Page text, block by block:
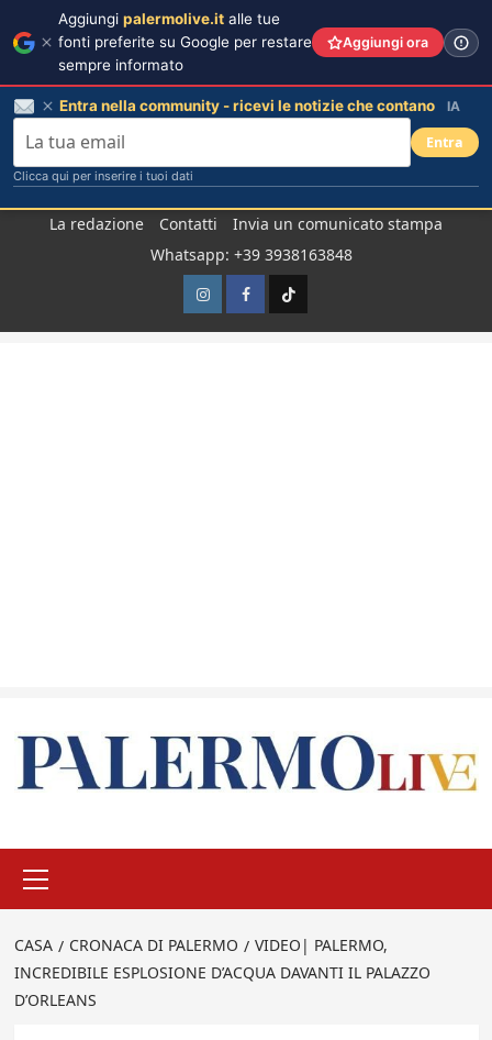
La redazione Contatti
Invia un comunicato stampa
Whatsapp: +39 3938163848
InstagramFacebook
TikTok
principale
CASA CRONACA DI PALERMO
VIDEO| PALERMO,
INCREDIBILE ESPLOSIONE D’ACQUA DAVANTI IL PALAZZO
D’ORLEANS
Aggiungi palermolive.it alle tue
fonti preferite su Google per restare
sempre informato
Aggiungi ora
Entra nella community - ricevi le notizie che contano IA
Entra
Clicca qui per inserire i tuoi dati